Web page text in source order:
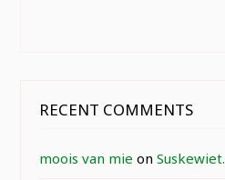
RECENT COMMENTS
moois van mie onSuskewiet.